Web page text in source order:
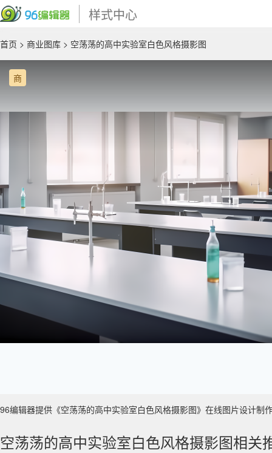
样式中心
首页 > 商业图库 > 空荡荡的高中实验室白色风格摄影图
商
96编辑器提供《空荡荡的高中实验室白色风格摄影图》在线图片设计
空荡荡的高中实验室白色风格摄影图相关